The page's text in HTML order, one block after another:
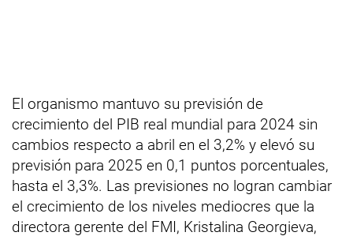
El organismo mantuvo su previsión de
crecimiento del PIB real mundial para 2024 sin
cambios respecto a abril en el 3,2% y elevó su
previsión para 2025 en 0,1 puntos porcentuales,
hasta el 3,3%. Las previsiones no logran cambiar
el crecimiento de los niveles mediocres que la
directora gerente del FMI, Kristalina Georgieva,